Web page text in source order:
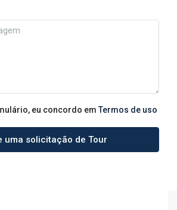
eu concordo em Termos de uso
uma solicitação de Tour